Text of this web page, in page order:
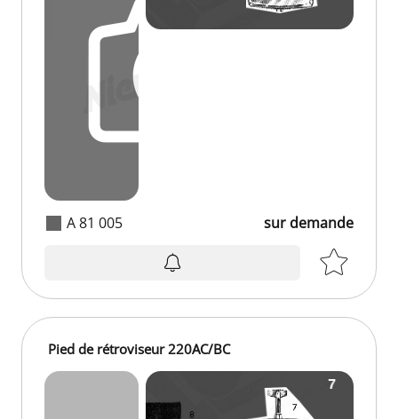
A 81 005 sur demande
Pied de rétroviseur 220AC/BC